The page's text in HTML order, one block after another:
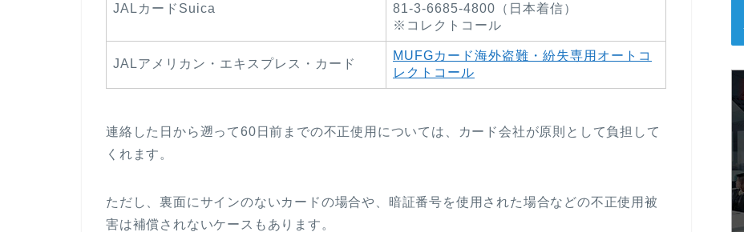
JALカードSuica
81-3-6685-4800（日本着信）
※コレクトコール
JALアメリカン・エキスプレス・カード
MUFGカード海外盗難・紛失専用オートコ
レクトコール
連絡した日から遡って60日前までの不正使用については、カード会社が原則として負担して
くれます。
ただし、裏面にサインのないカードの場合や、暗証番号を使用された場合などの不正使用被
害は補償されないケースもあります。